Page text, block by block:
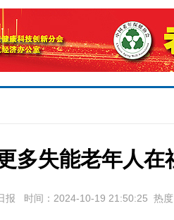
多失能老年人在
报 时间：2024-10-19 21:50:25 热